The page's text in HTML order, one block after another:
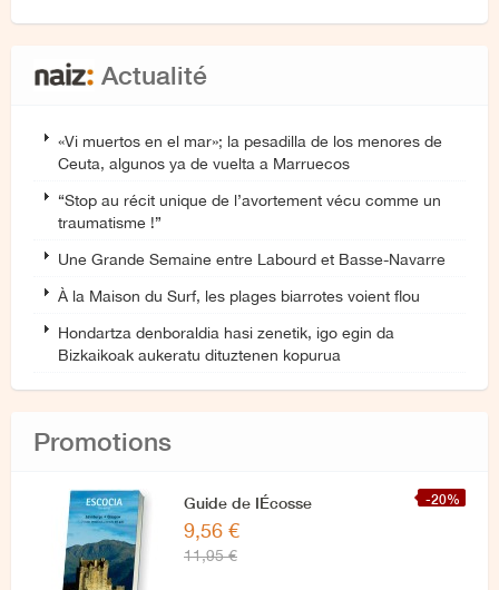
Actualité
«Vi muertos en el mar»; la pesadilla de los menores de
Ceuta, algunos ya de vuelta a Marruecos
“Stop au récit unique de l’avortement vécu comme un
traumatisme !”
Une Grande Semaine entre Labourd et Basse-Navarre
À la Maison du Surf, les plages biarrotes voient flou
Hondartza denboraldia hasi zenetik, igo egin da
Bizkaikoak aukeratu dituztenen kopurua
Promotions
-20%
Guide de IÉcosse
9,56 €
11,95 €